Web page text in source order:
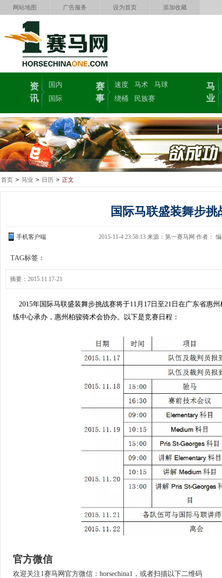
网站地图 广告服务 设为首页 添加收藏
资
讯
国内
国际
赛
事
速度 马术
马球
绕桶
民族赛
马
业
首页 > 马业 > 日历 > 正文
国际马联盛装舞步挑
手机客户端 2015-11-4 23:58:13 来源：第一赛马网 作者：
TAG标签：
摘要：2015.11.17-21
2015年国际马联盛装舞步挑战赛将于11月17日至21日 在广东省惠
练中心承办，惠州柏骏骑术会协办。以下是竞赛日程：
官方微信
欢迎关注1赛马网官方微信：horsechina1，或者扫描以下二维码